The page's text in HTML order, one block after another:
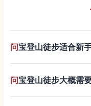
问宝登山徒步适合新
问宝登山徒步大概需